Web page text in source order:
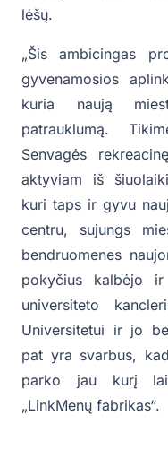
lėšų.
„Šis ambicingas
gyvenamosios
kuria naują
patrauklumą.
Senvagės
aktyviam iš
kuri taps ir gyvu
centru, sujungs
bendruomenes
pokyčius kalbėjo ir
universiteto
Universitetui ir jo
pat yra svarbus,
parko jau kurį
„LinkMenų fabrikas“.